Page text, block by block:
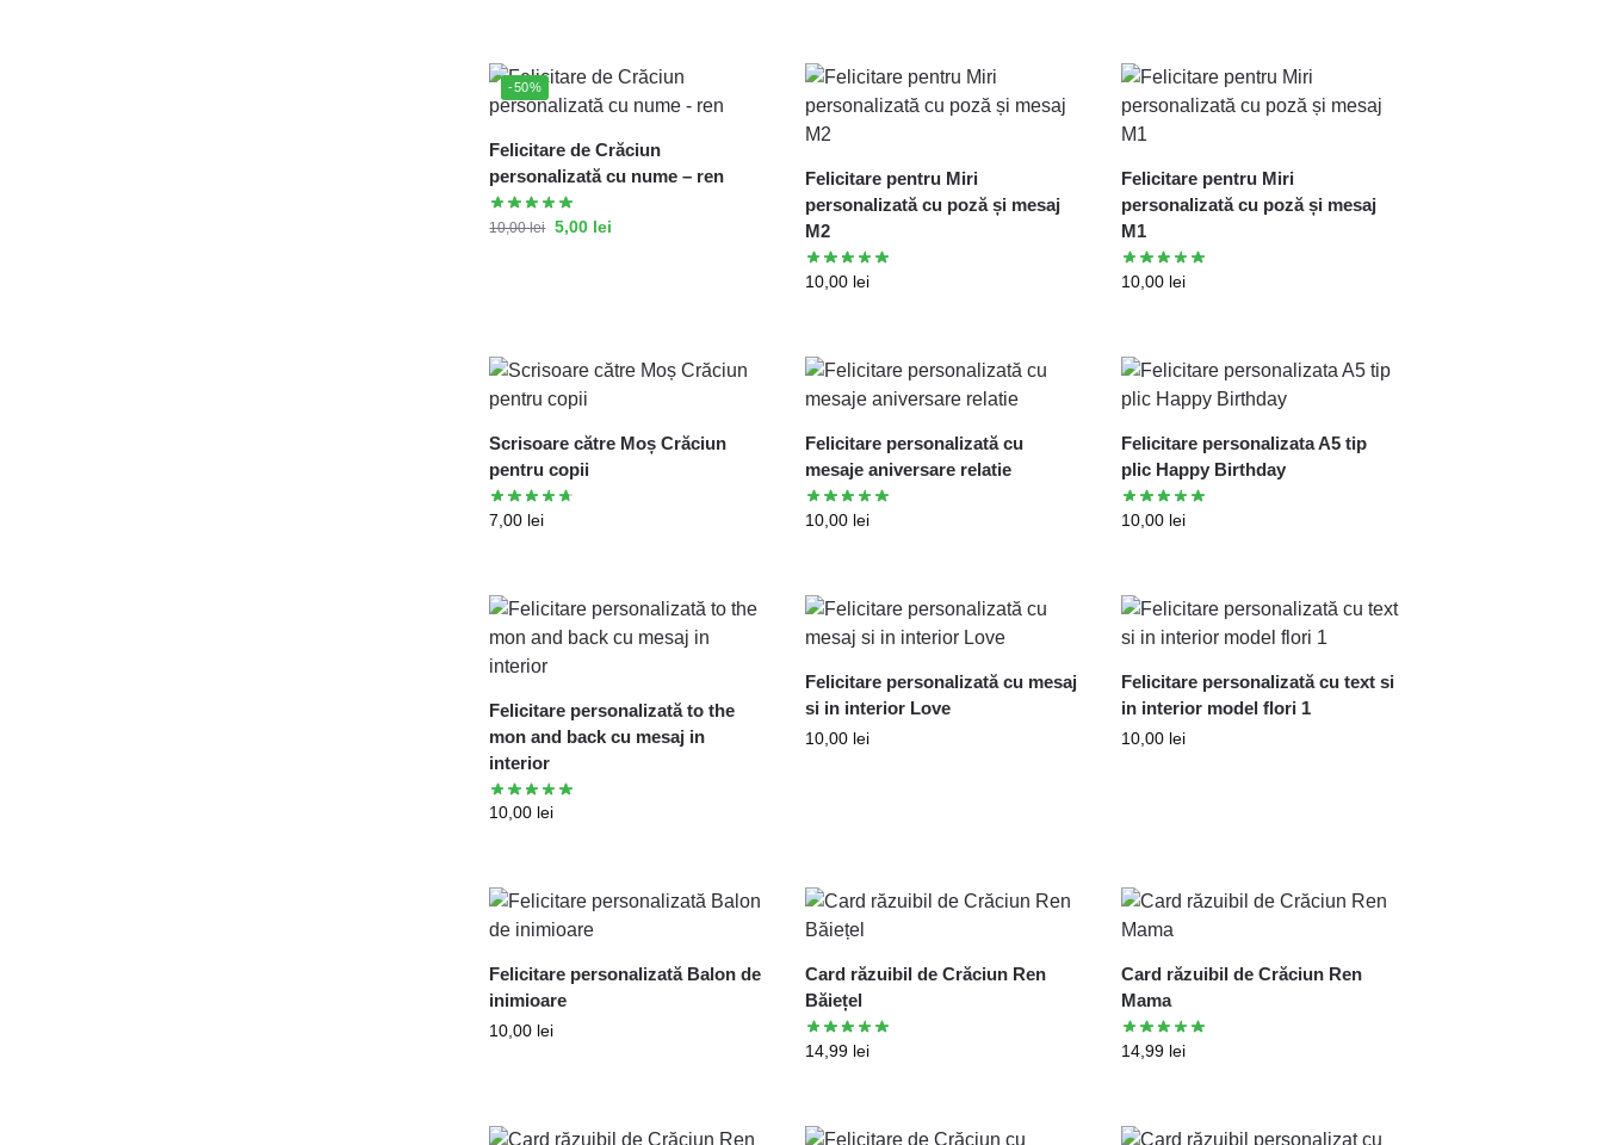
-50%
Felicitare de Crăciun
personalizată cu nume – ren
10,00lei 5,00 lei
Felicitare pentru Miri
personalizată cu poză și mesaj
M2
10,00 lei
Felicitare pentru Miri
personalizată cu poză și mesaj
M1
10,00 lei
Scrisoare către Moș Crăciun
pentru copii
7,00 lei
Felicitare personalizată cu
mesaje aniversare relatie
10,00 lei
Felicitare personalizata A5 tip
plic Happy Birthday
10,00 lei
Felicitare personalizată to the
mon and back cu mesaj in
interior
10,00 lei
Felicitare personalizată cu mesaj
si in interior Love
10,00 lei
Felicitare personalizată cu text si
in interior model flori 1
10,00 lei
Felicitare personalizată Balon de
inimioare
10,00 lei
Card răzuibil de Crăciun Ren
Băiețel
14,99 lei
Card răzuibil de Crăciun Ren
Mama
14,99 lei